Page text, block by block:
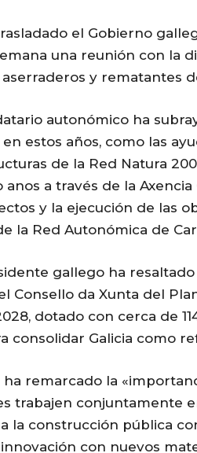
el Gobierno
una reunión con la
y rematantes
autonómico ha
estos años, como las
de la Red Natura
a través de la
y la ejecución de las
la Red Autonómica de
gallego ha
Consello da Xunta del
dotado con cerca de
consolidar Galicia como
remarcado la
trabajen conjuntamente
la construcción pública
con nuevos